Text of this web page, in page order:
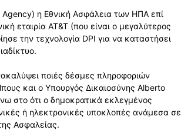
η Εθνική Ασφάλεια των ΗΠΑ επί
εταιρία AT&T (που είναι ο μεγαλύτερος
την τεχνολογία DPI για να καταστήσει
ποιές δέσμες πληροφοριών
και ο Υπουργός Δικαιοσύνης Alberto
στο ότι ο δημοκρατικά εκλεγμένος
ή ηλεκτρονικές υποκλοπές ανάμεσα σε
Ασφαλείας.